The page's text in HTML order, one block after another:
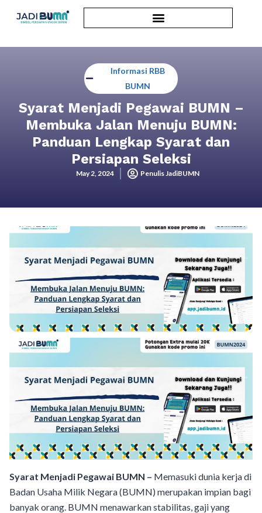
Informasi RBB
BUMN
Syarat Menjadi Pegawai BUMN –
Membuka Jalan Menuju BUMN:
Panduan Lengkap Syarat dan
Persiapan Seleksi
May 2, 2024 Penulis JadiBUMN
Syarat Menjadi Pegawai BUMN – Memasuki dunia kerja di
Badan Usaha Milik Negara (BUMN) merupakan impian bagi
banyak orang. BUMN menawarkan stabilitas, gaji yang